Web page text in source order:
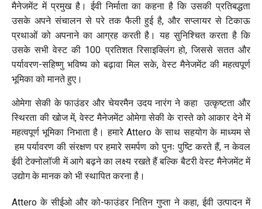
मैनेजमेंट में प्रमुख है। ईवी निर्माता का कहना है कि उसकी प्रतिबद्धता
उसके अपने संचालन से परे तक फैली हुई है, और सप्लायर से टिकाऊ
प्रथाओं को अपनाने का आग्रह करती है। यह सुनिश्चित करता है कि
उसके सभी वेस्ट की 100 प्रतिशत रिसाइक्लिंग हो, जिससे सतत और
पर्यावरण-सहिष्णु भविष्य को बढ़ावा मिल सके, वेस्ट मैनेजमेंट की महत्वपूर्ण
भूमिका को मानते हुए।
ओमेगा सेकी के फाउंडर और चेयरमैन उदय नारंग ने कहा उत्कृष्टता और
स्थिरता की खोज में, वेस्ट मैनेजमेंट ओमेगा सेकी के रास्ते को आकार देने में
महत्वपूर्ण भूमिका निभाता है। हमारे Attero के साथ सहयोग के माध्यम से
हम पर्यावरण की संरक्षण पर हमारे समर्पण को पुनः पुष्टि करते हैं, न केवल
ईवी टेक्नोलॉजी में आगे बढ़ने का लक्ष्य रखते हैं बल्कि बैटरी वेस्ट मैनेजमेंट में
उद्योग के मानक को भी स्थापित करना है।
Attero के सीईओ और को-फाउंडर नितिन गुप्ता ने कहा, ईवी उत्पादन में